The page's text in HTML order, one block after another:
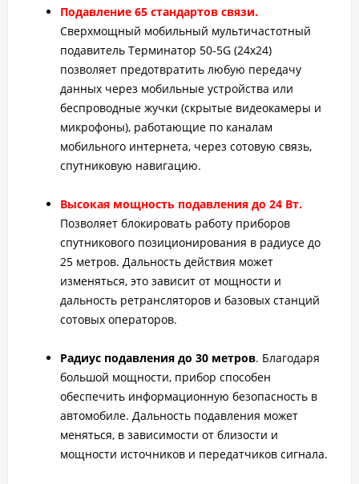
Подавление 65 стандартов связи.
Сверхмощный мобильный мультичастотный
подавитель Терминатор 50-5G (24х24)
позволяет предотвратить любую передачу
данных через мобильные устройства или
беспроводные жучки (скрытые видеокамеры и
микрофоны), работающие по каналам
мобильного интернета, через сотовую связь,
спутниковую навигацию.
Высокая мощность подавления до 24 Вт.
Позволяет блокировать работу приборов
спутникового позиционирования в радиусе до
25 метров. Дальность действия может
изменяться, это зависит от мощности и
дальность ретрансляторов и базовых станций
сотовых операторов.
Радиус подавления до 30 метров. Благодаря
большой мощности, прибор способен
обеспечить информационную безопасность в
автомобиле. Дальность подавления может
меняться, в зависимости от близости и
мощности источников и передатчиков сигнала.